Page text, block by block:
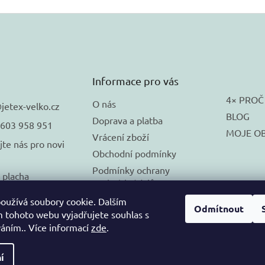
soubory cookie. Dalším
tohoto webu vyjadřujete souhlas s
Více informacízde.
Odmítnout
jetex-velko.cz
958 951
nás pro novi
Informace pro vás
O nás
Doprava a platba
Vrácení zboží
Obchodní podmínky
Podmínky ochrany
osobních údajů
🚚 DORUČUJEME na
SLOVENSKO
4× PROČ
BLOG
MOJE